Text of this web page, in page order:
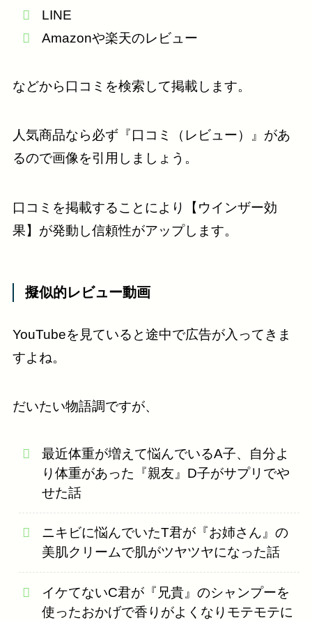
LINE
Amazonや楽天のレビュー
などから口コミを検索して掲載します。
人気商品なら必ず『口コミ（レビュー）』があ
るので画像を引用しましょう。
口コミを掲載することにより【ウインザー効
果】が発動し信頼性がアップします。
擬似的レビュー動画
YouTubeを見ていると途中で広告が入ってきま
すよね。
だいたい物語調ですが、
最近体重が増えて悩んでいるA子、自分よ
り体重があった『親友』D子がサプリでや
せた話
ニキビに悩んでいたT君が『お姉さん』の
美肌クリームで肌がツヤツヤになった話
イケてないC君が『兄貴』のシャンプーを
使ったおかげで香りがよくなりモテモテに